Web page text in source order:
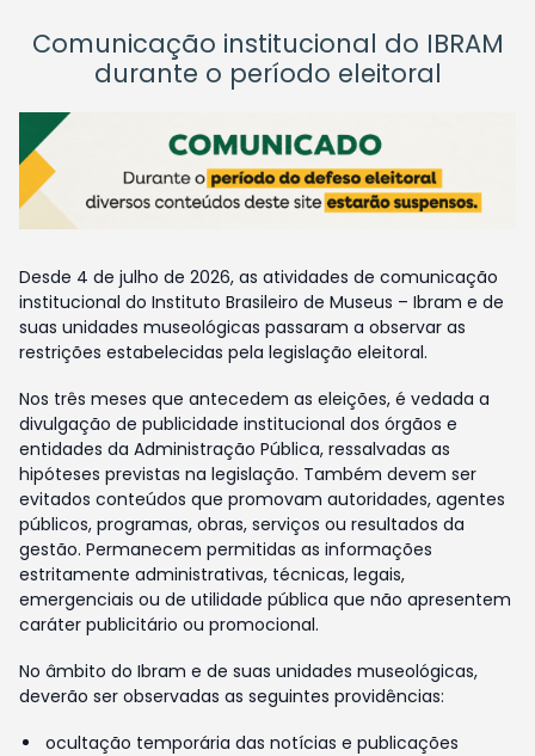
Comunicação institucional do IBRAM
durante o período eleitoral
Desde 4 de julho de 2026, as atividades de comunicação
institucional do Instituto Brasileiro de Museus – Ibram e de
suas unidades museológicas passaram a observar as
restrições estabelecidas pela legislação eleitoral.
Nos três meses que antecedem as eleições, é vedada a
divulgação de publicidade institucional dos órgãos e
entidades da Administração Pública, ressalvadas as
hipóteses previstas na legislação. Também devem ser
evitados conteúdos que promovam autoridades, agentes
públicos, programas, obras, serviços ou resultados da
gestão. Permanecem permitidas as informações
estritamente administrativas, técnicas, legais,
emergenciais ou de utilidade pública que não apresentem
caráter publicitário ou promocional.
No âmbito do Ibram e de suas unidades museológicas,
deverão ser observadas as seguintes providências:
ocultação temporária das notícias e publicações